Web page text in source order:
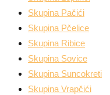
Skupina Pačići
Skupina Pčelice
Skupina Ribice
Skupina Sovice
Skupina Suncokreti
Skupina Vrapčići